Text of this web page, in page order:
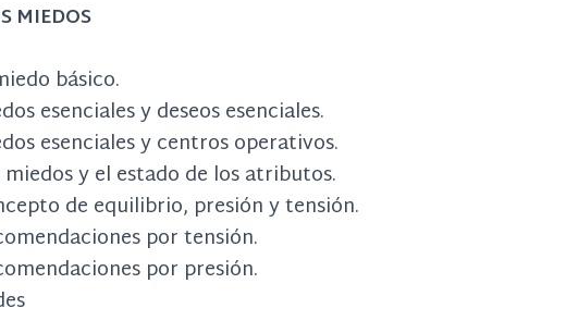
MIEDOS
básico.
esenciales y deseos esenciales.
esenciales y centros operativos.
miedos y el estado de los atributos.
de equilibrio, presión y tensión.
por tensión.
por presión.